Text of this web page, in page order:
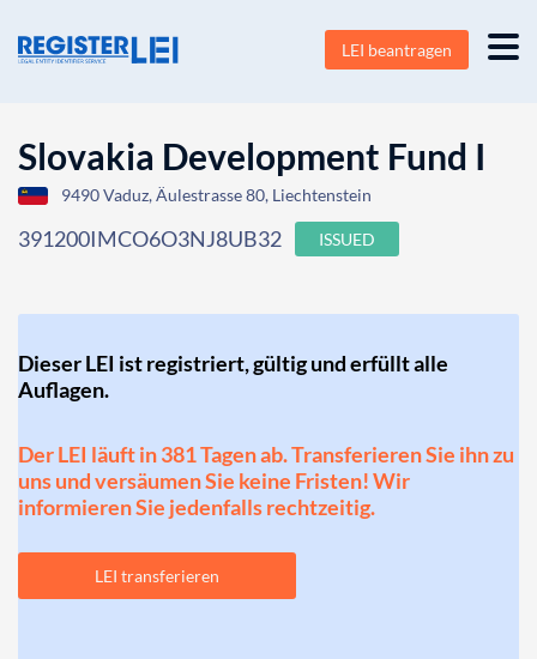
LEI beantragen
Slovakia Development Fund I
9490 Vaduz, Äulestrasse 80, Liechtenstein
391200IMCO6O3NJ8UB32 ISSUED
Dieser LEI ist registriert, gültig und erfüllt alle
Auflagen.
Der LEI läuft in 381 Tagen ab. Transferieren Sie ihn zu
uns und versäumen Sie keine Fristen! Wir
informieren Sie jedenfalls rechtzeitig.
LEI transferieren